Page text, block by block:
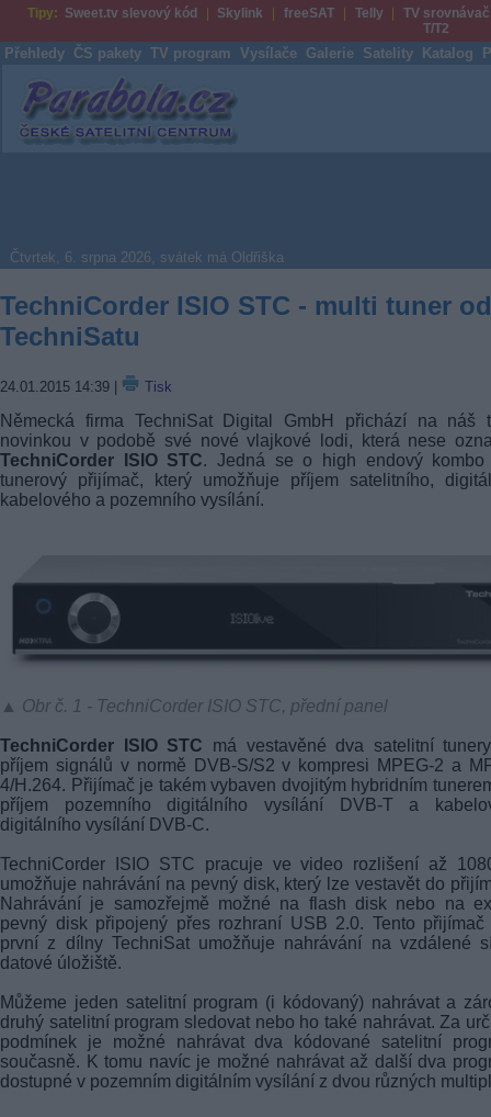
Tipy: Sweet.tv slevový kód Skylink freeSAT Telly
TV srovnávač
T/T2
Přehledy ČS pakety TV program Vysílače Galerie Satelity Katalog
Parabola.cz
Čtvrtek, 6. srpna 2026, svátek má Oldřiška
TechniCorder ISIO STC - multi tuner od
TechniSatu
24.01.2015 14:39 Tisk
Německá firma TechniSat Digital GmbH přichází na náš
novinkou v podobě své nové vlajkové lodi, která nese
TechniCorder ISIO STC. Jedná se o high endový kombo
tunerový přijímač, který umožňuje příjem satelitního,
kabelového a pozemního vysílání.
▲ Obr č. 1 - TechniCorder ISIO STC, přední panel
TechniCorder ISIO STC má vestavěné dva satelitní
příjem signálů v normě DVB-S/S2 v kompresi MPEG-2 a
4/H.264. Přijímač je takém vybaven dvojitým hybridním
příjem pozemního digitálního vysílání
DVB-T
a
digitálního vysílání DVB-C.
TechniCorder ISIO STC pracuje ve video rozlišení až
umožňuje nahrávání na pevný disk, který lze vestavět do
Nahrávání je samozřejmě možné na flash disk nebo na
pevný disk připojený přes rozhraní USB 2.0. Tento přijímač
první z dílny TechniSat umožňuje nahrávání na vzdálené
datové úložiště.
Můžeme jeden satelitní program (i kódovaný) nahrávat a
druhý satelitní program sledovat nebo ho také nahrávat. Za
podmínek je možné nahrávat dva kódované satelitní
současně. K tomu navíc je možné nahrávat až další dva
dostupné v pozemním digitálním vysílání z dvou různých